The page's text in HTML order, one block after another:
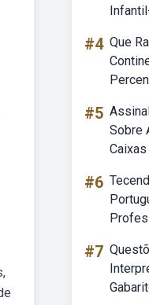
#4 Que
#5
Sobre
#6
#7